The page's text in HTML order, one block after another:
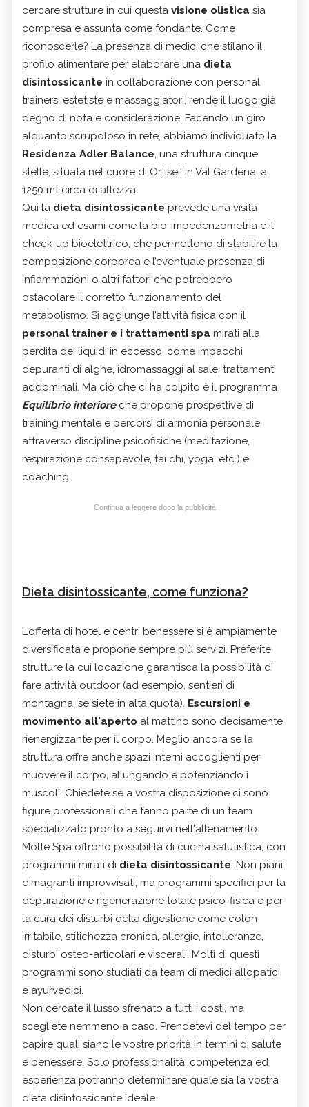
cercare strutture in cui questa visione olistica sia
compresa e assunta come fondante. Come
riconoscerle? La presenza di medici che stilano il
profilo alimentare per elaborare una dieta
disintossicante in collaborazione con personal
trainers, estetiste e massaggiatori, rende il luogo già
degno di nota e considerazione. Facendo un giro
alquanto scrupoloso in rete, abbiamo individuato la
Residenza Adler Balance, una struttura cinque
stelle, situata nel cuore di Ortisei, in Val Gardena, a
1250 mt circa di altezza.
Qui la dieta disintossicante prevede una visita
medica ed esami come la bio-impedenzometria e il
check-up bioelettrico, che permettono di stabilire la
composizione corporea e l’eventuale presenza di
infiammazioni o altri fattori che potrebbero
ostacolare il corretto funzionamento del
metabolismo. Si aggiunge l’attività fisica con il
personal trainer e i trattamenti spa mirati alla
perdita dei liquidi in eccesso, come impacchi
depuranti di alghe, idromassaggi al sale, trattamenti
addominali. Ma ciò che ci ha colpito è il programma
Equilibrio interioreche propone prospettive di
training mentale e percorsi di armonia personale
attraverso discipline psicofisiche (meditazione,
respirazione consapevole, tai chi, yoga, etc.) e
coaching.
Continua a leggere dopo la pubblicità
Dieta disintossicante, come funziona?
L'offerta di hotel e centri benessere si è ampiamente
diversificata e propone sempre più servizi. Preferite
strutture la cui locazione garantisca la possibilità di
fare attività outdoor (ad esempio, sentieri di
montagna, se siete in alta quota). Escursioni e
movimento all'aperto al mattino sono decisamente
rienergizzante per il corpo. Meglio ancora se la
struttura offre anche spazi interni accoglienti per
muovere il corpo, allungando e potenziando i
muscoli. Chiedete se a vostra disposizione ci sono
figure professionali che fanno parte di un team
specializzato pronto a seguirvi nell'allenamento.
Molte Spa offrono possibilità di cucina salutistica, con
programmi mirati di dieta disintossicante. Non piani
dimagranti improvvisati, ma programmi specifici per la
depurazione e rigenerazione totale psico-fisica e per
la cura dei disturbi della digestione come colon
irritabile, stitichezza cronica, allergie, intolleranze,
disturbi osteo-articolari e viscerali. Molti di questi
programmi sono studiati da team di medici allopatici
e ayurvedici.
Non cercate il lusso sfrenato a tutti i costi, ma
scegliete nemmeno a caso. Prendetevi del tempo per
capire quali siano le vostre priorità in termini di salute
e benessere. Solo professionalità, competenza ed
esperienza potranno determinare quale sia la vostra
dieta disintossicante ideale.